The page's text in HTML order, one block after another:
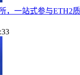
，一站式参与ETH2